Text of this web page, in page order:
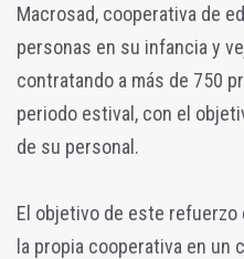
Macrosad, cooperativa de
personas en su infancia y
contratando a más de 750
periodo estival, con el
de su personal.
El objetivo de este
la propia cooperativa en un